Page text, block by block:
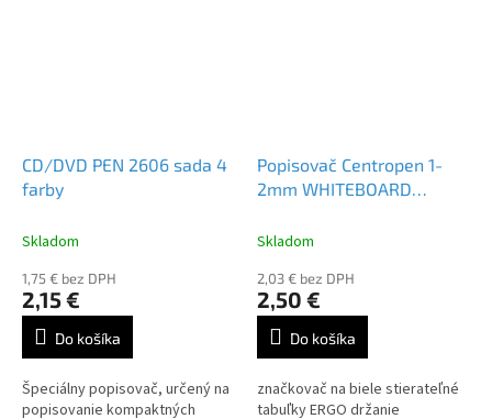
CD/DVD PEN 2606 sada 4
farby
Skladom
1,75 € bez DPH
2,15 €
Do košíka
Špeciálny popisovač, určený na
popisovanie kompaktných
Popisovač Centropen 1-
2mm WHITEBOARD
Mix Farieb
Skladom
2,03 € bez DPH
2,50 €
Do košíka
značkovač na biele stierateľné
tabuľky ERGO držanie